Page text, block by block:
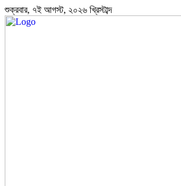
শুক্রবার, ৭ই আগস্ট, ২০২৬ খ্রিস্টাব্দ